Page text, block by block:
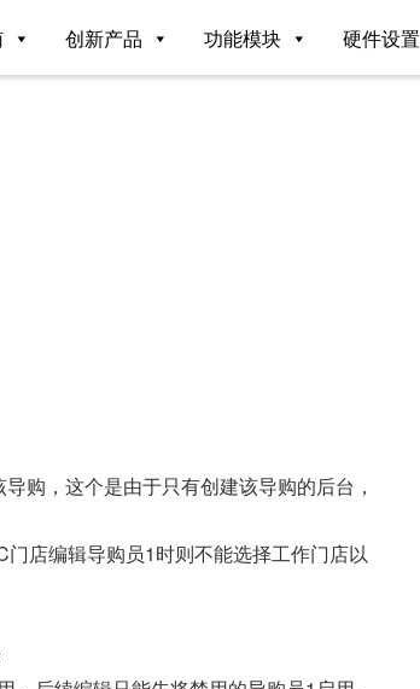
创新产品 功能模块 硬件设置
购，这个是由于只有创建该导购的后台，
店编辑导购员1时则不能选择工作门店以